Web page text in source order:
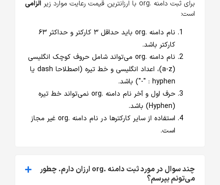
برای ثبت دامنه .org با ارزانترین قیمت رعایت موارد زیر
الزامی
است:
نام دامنه .org باید حداقل ۳ کارکتر و حداکثر ۶۳
کارکتر باشد.
نام دامنه .org می‌تواند شامل حروف کوچک انگلیسی
(a-z)، اعداد انگلیسی و خط تیره (اصطلاحا dash یا
hyphen : "-") باشد.
حرف اول و آخر نام دامنه .org نمی‌تواند خط تیره
(Hyphen) باشد.
استفاده از سایر کارکترها در نام دامنه .org غیر مجاز
است.
چند سوال در مورد ثبت دامنه .org ارزان دارم. چطور
می‌تونم بپرسم؟